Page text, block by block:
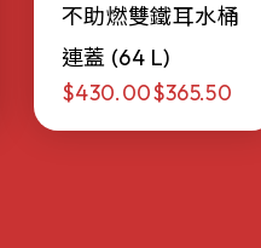
不助燃雙鐵耳水桶
連蓋 (64 L)
$430.00$365.50